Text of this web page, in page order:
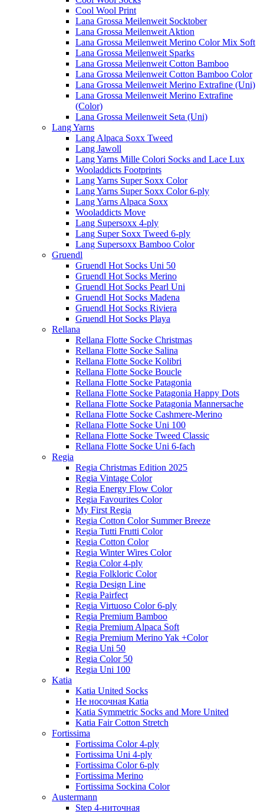
Cool Wool Print
Lana Grossa Meilenweit Socktober
Lana Grossa Meilenweit Aktion
Lana Grossa Meilenweit Merino Color Mix Soft
Lana Grossa Meilenweit Sparks
Lana Grossa Meilenweit Cotton Bamboo
Lana Grossa Meilenweit Cotton Bamboo Color
Lana Grossa Meilenweit Merino Extrafine (Uni)
Lana Grossa Meilenweit Merino Extrafine
(Color)
Lana Grossa Meilenweit Seta (Uni)
Lang Yarns
Lang Alpaca Soxx Tweed
Lang Jawoll
Lang Yarns Mille Colori Socks and Lace Lux
Wooladdicts Footprints
Lang Yarns Super Soxx Color
Lang Yarns Super Soxx Color 6-ply
Lang Yarns Alpaca Soxx
Wooladdicts Move
Lang Supersoxx 4-ply
Lang Super Soxx Tweed 6-ply
Lang Supersoxx Bamboo Color
Gruendl
Gruendl Hot Socks Uni 50
Gruendl Hot Socks Merino
Gruendl Hot Socks Pearl Uni
Gruendl Hot Socks Madena
Gruendl Hot Socks Riviera
Gruendl Hot Socks Playa
Rellana
Rellana Flotte Socke Christmas
Rellana Flotte Socke Salina
Rellana Flotte Socke Kolibri
Rellana Flotte Socke Boucle
Rellana Flotte Socke Patagonia
Rellana Flotte Socke Patagonia Happy Dots
Rellana Flotte Socke Patagonia Mannersache
Rellana Flotte Socke Cashmere-Merino
Rellana Flotte Socke Uni 100
Rellana Flotte Socke Tweed Classic
Rellana Flotte Socke Uni 6-fach
Regia
Regia Christmas Edition 2025
Regia Vintage Color
Regia Energy Flow Color
Regia Favourites Color
My First Regia
Regia Cotton Color Summer Breeze
Regia Tutti Frutti Color
Regia Cotton Color
Regia Winter Wires Color
Regia Color 4-ply
Regia Folkloric Color
Regia Design Line
Regia Pairfect
Regia Virtuoso Color 6-ply
Regia Premium Bamboo
Regia Premium Alpaca Soft
Regia Premium Merino Yak +Color
Regia Uni 50
Regia Color 50
Regia Uni 100
Katia
Katia United Socks
Не носочная Katia
Katia Symmetric Socks and More United
Katia Fair Cotton Stretch
Fortissima
Fortissima Color 4-ply
Fortissima Uni 4-ply
Fortissima Color 6-ply
Fortissima Merino
Fortissima Sockina Color
Austermann
Step 4-ниточная